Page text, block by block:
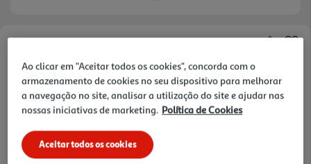
Ref. / EAN:876120006198
7,29 €
Ao clicar em "Aceitar todos os cookies", concorda com o
armazenamento de cookies no seu dispositivo para melhorar
a navegação no site, analisar a utilização do site e ajudar nas
nossas iniciativas de marketing. Política de Cookies
Aceitar todos os cookies